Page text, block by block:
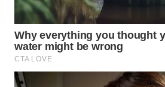
WN
LABUANBAJO
WN
BORNEO